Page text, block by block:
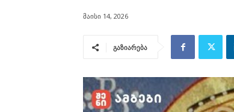
მაისი 14, 2026
გაზიარება